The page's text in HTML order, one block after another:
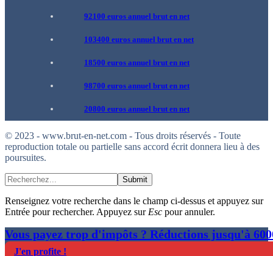
92100 euros annuel brut en net
103400 euros annuel brut en net
18500 euros annuel brut en net
98700 euros annuel brut en net
20800 euros annuel brut en net
© 2023 - www.brut-en-net.com - Tous droits réservés - Toute
reproduction totale ou partielle sans accord écrit donnera lieu à des
poursuites.
Submit
Renseignez votre recherche dans le champ ci-dessus et appuyez sur
Entrée pour rechercher. Appuyez sur Esc pour annuler.
Vous payez trop d'impôts ? Réductions jusqu'à
J'en profite !